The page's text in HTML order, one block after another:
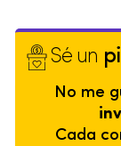
Sé un
No me
Cada